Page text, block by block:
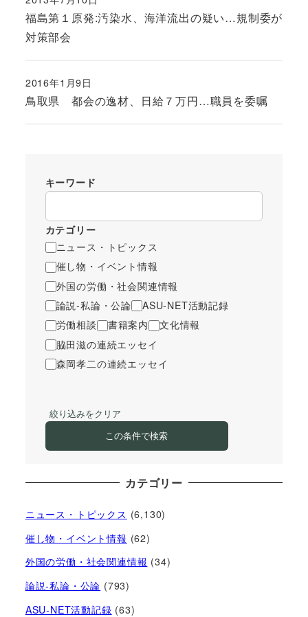
福島第１原発:汚染水、海洋流出の疑い…規制委が
対策部会
投稿日
鳥取県 都会の逸材、日給７万円…職員を委嘱
投稿日
2016年1月9日
キーワード
カテゴリー
ニュース・トピックス
催し物・イベント情報
外国の労働・社会関連情報
論説-私論・公論
ASU-NET活動記録
労働相談
書籍案内
文化情報
脇田滋の連続エッセイ
森岡孝二の連続エッセイ
絞り込みをクリア
この条件で検索
カテゴリー
ニュース・トピックス (6,130)
催し物・イベント情報 (62)
外国の労働・社会関連情報 (34)
論説-私論・公論 (793)
ASU-NET活動記録 (63)